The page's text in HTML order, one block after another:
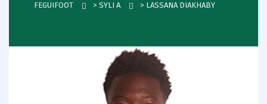
FEGUIFOOT > SYLI A > LASSANA DIAKHABY